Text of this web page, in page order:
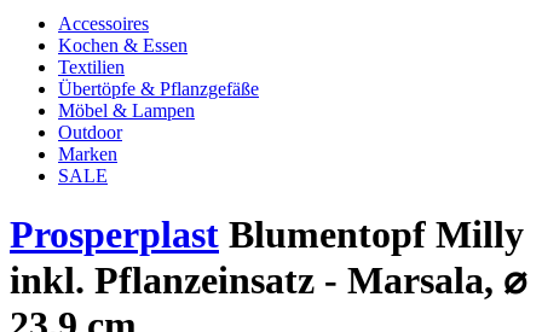
Accessoires
Kochen & Essen
Textilien
Übertöpfe & Pflanzgefäße
Möbel & Lampen
Outdoor
Marken
SALE
Prosperplast Blumentopf Milly
inkl. Pflanzeinsatz - Marsala, ⌀